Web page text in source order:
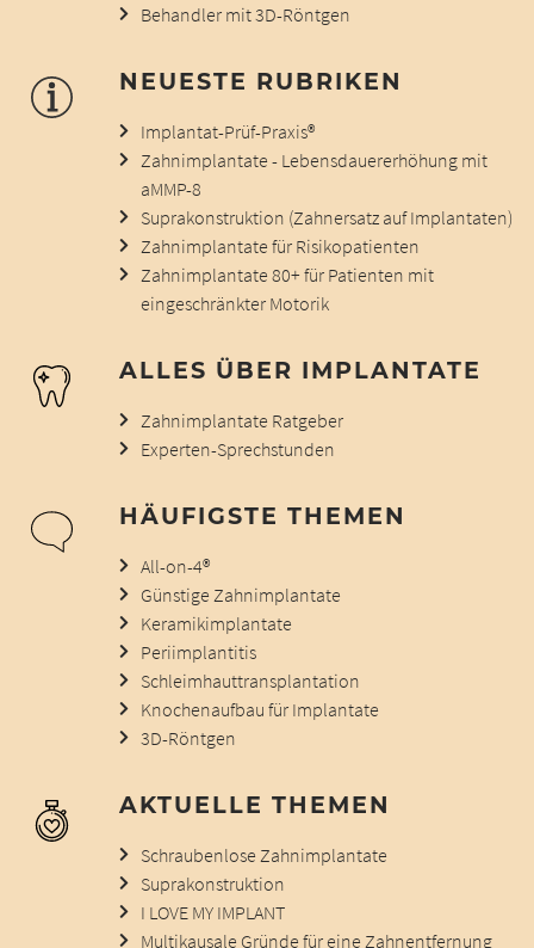
Behandler mit 3D-Röntgen
NEUESTE RUBRIKEN
Implantat-Prüf-Praxis®
Zahnimplantate - Lebensdauererhöhung mit
aMMP-8
Suprakonstruktion (Zahnersatz auf Implantaten)
Zahnimplantate für Risikopatienten
Zahnimplantate 80+ für Patienten mit
eingeschränkter Motorik
ALLES ÜBER IMPLANTATE
Zahnimplantate Ratgeber
Experten-Sprechstunden
HÄUFIGSTE THEMEN
All-on-4®
Günstige Zahnimplantate
Keramikimplantate
Periimplantitis
Schleimhauttransplantation
Knochenaufbau für Implantate
3D-Röntgen
AKTUELLE THEMEN
Schraubenlose Zahnimplantate
Suprakonstruktion
I LOVE MY IMPLANT
Multikausale Gründe für eine Zahnentfernung